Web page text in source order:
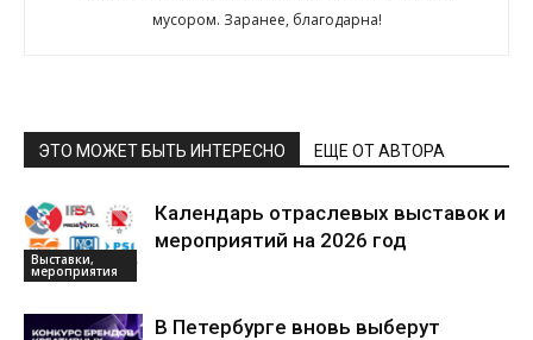
мусором. Заранее, благодарна!
ЭТО МОЖЕТ БЫТЬ ИНТЕРЕСНО ЕЩЕ ОТ АВТОРА
Выставки,
мероприятия
Календарь отраслевых выставок и
мероприятий на 2026 год
В Петербурге вновь выберут